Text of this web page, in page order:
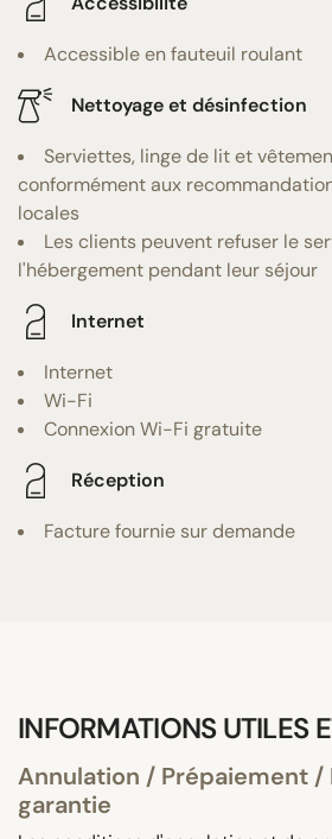
Accessible en fauteuil roulant
Nettoyage et désinfection
Serviettes, linge de lit et
conformément aux
locales
Les clients peuvent refuser le
l'hébergement pendant leur séjour
Internet
Internet
Wi-Fi
Connexion Wi-Fi gratuite
Réception
Facture fournie sur demande
INFORMATIONS UTILES
Annulation / Prépaiement /
garantie